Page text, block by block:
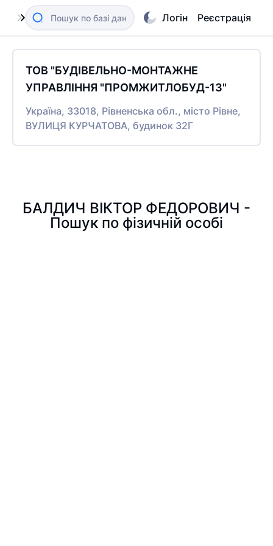
Логін Реєстрація
ТОВ "БУДІВЕЛЬНО-МОНТАЖНЕ
УПРАВЛІННЯ "ПРОМЖИТЛОБУД-13"
Україна, 33018, Рівненська обл., місто Рівне,
ВУЛИЦЯ КУРЧАТОВА, будинок 32Г
БАЛДИЧ ВІКТОР ФЕДОРОВИЧ -
Пошук по фізичній особі